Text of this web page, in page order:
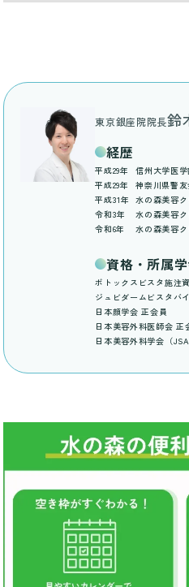
東京銀座院院長鈴
経歴
平成29年
信州大学医
平成29年
神奈川県警
平成31年
水の森美容
令和3年
水の森美容
令和6年
水の森美容
資格・所属
ボトックスビスタ施注
ジュビダームビスタバ
日本顔学会 正会員
日本美容外科医師会 正
日本美容外科学会（